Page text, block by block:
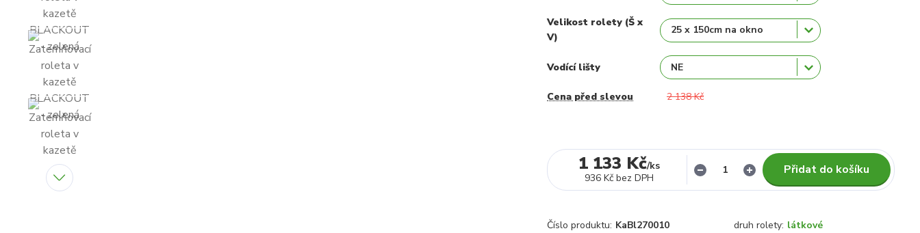
Velikost rolety (Š x
V)
Vodící lišty
Cena před slevou 2 138 Kč
1 133 Kč/ks
936 Kč bez DPH
Přidat do košíku
Číslo produktu: KaBl270010 druh rolety: látkové